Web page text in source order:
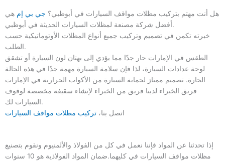
هل أنت مهتم بتركيب مظلات مواقف السيارات في أبوظبي؟ جي بي إم هي
أفضل شركة مصنعة لمظلات السيارات الحديثة في أبوظبي.
خبرته تكمن في تصميم وتركيب جميع أنواع المظلات الأوتوماتيكية حسب
الطلب.
الطقس في الإمارات حار جدًا مما يؤدي إلى بهتان لون السيارة أو تشقق
لوحة عدادات السيارة، لذا فإن سلامة السيارة مهمة جدًا في هذه الحالة
الحارة. تصميم ممتاز لحماية السيارة من الأكواب الحرارية في الإمارات
فريق الخبراء لدينا فريق من الخبراء لإنشاء سقيفة مخصصة لوقوف
السيارات لك.
اتصل بنا، تركيب مظلات مواقف السيارات
إذا تحدثنا عن المواد فإننا نعمل في كل من الفولاذ والألمنيوم ونقوم بتصنيع
مظلات مواقف السيارات في كليهما.ضمان المواد الفولاذية هو 10 سنوات